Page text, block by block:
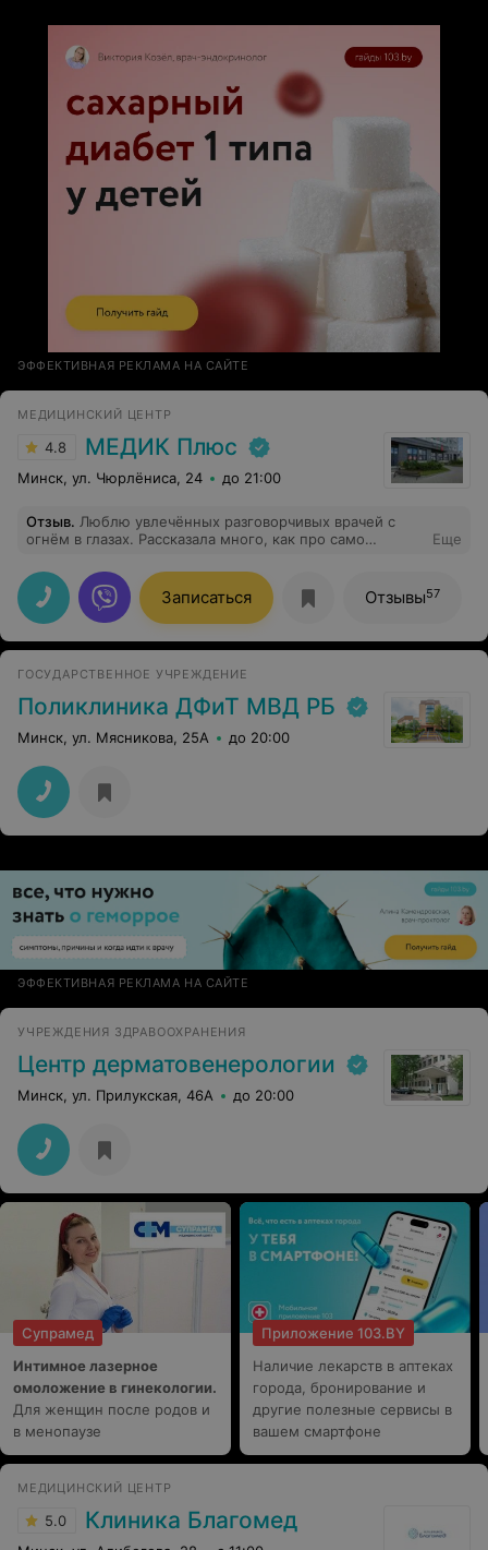
ЭФФЕКТИВНАЯ РЕКЛАМА НА САЙТЕ
МЕДИЦИНСКИЙ ЦЕНТР
4.8 МЕДИК Плюс
Минск, ул. Чюрлёниса, 24 до 21:00
Отзыв. Люблю увлечённых разговорчивых врачей с
огнём в глазах. Рассказала много, как про само
перечень рекомендаций. В целом, я всё поняла и
приёмом осталась довольна
Еще
Записаться Отзывы57
ГОСУДАРСТВЕННОЕ УЧРЕЖДЕНИЕ
Поликлиника ДФиТ МВД РБ
Минск, ул. Мясникова, 25А до 20:00
ЭФФЕКТИВНАЯ РЕКЛАМА НА САЙТЕ
УЧРЕЖДЕНИЯ ЗДРАВООХРАНЕНИЯ
Центр дерматовенерологии
Минск, ул. Прилукская, 46А до 20:00
Супрамед
Интимное лазерное
омоложение в гинекологии.
Для женщин после родов и
в менопаузе
Приложение 103.BY
Наличие лекарств в аптеках
города, бронирование и
другие полезные сервисы в
вашем смартфоне
МЕДИЦИНСКИЙ ЦЕНТР
5.0 Клиника Благомед